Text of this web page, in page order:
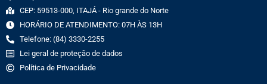
CEP: 59513-000, ITAJÁ - Rio grande do Norte
HORÁRIO DE ATENDIMENTO: 07H ÀS 13H
Telefone: (84) 3330-2255
Lei geral de proteção de dados
Política de Privacidade